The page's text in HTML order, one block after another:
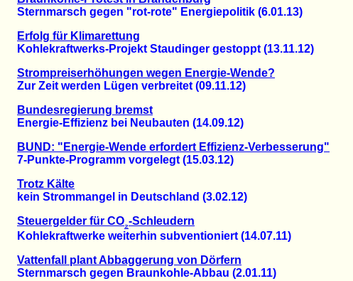
Sternmarsch gegen "rot-rote" Energiepolitik (6.01.13)
Erfolg für Klimarettung
Kohlekraftwerks-Projekt Staudinger gestoppt (13.11.12)
Strompreiserhöhungen wegen Energie-Wende?
Zur Zeit werden Lügen verbreitet (09.11.12)
Bundesregierung bremst
Energie-Effizienz bei Neubauten (14.09.12)
BUND: "Energie-Wende erfordert Effizienz-Verbesserung"
7-Punkte-Programm vorgelegt (15.03.12)
Trotz Kälte
kein Strommangel in Deutschland (3.02.12)
Steuergelder für CO₂-Schleudern
Kohlekraftwerke weiterhin subventioniert (14.07.11)
Vattenfall plant Abbaggerung von Dörfern
Sternmarsch gegen Braunkohle-Abbau (2.01.11)